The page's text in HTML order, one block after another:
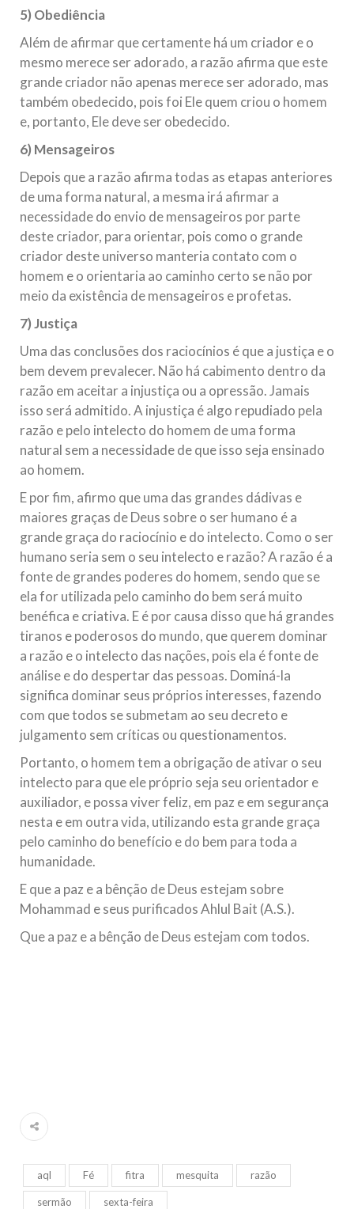
5) Obediência
Além de afirmar que certamente há um criador e o
mesmo merece ser adorado, a razão afirma que este
grande criador não apenas merece ser adorado, mas
também obedecido, pois foi Ele quem criou o homem
e, portanto, Ele deve ser obedecido.
6) Mensageiros
Depois que a razão afirma todas as etapas anteriores
de uma forma natural, a mesma irá afirmar a
necessidade do envio de mensageiros por parte
deste criador, para orientar, pois como o grande
criador deste universo manteria contato com o
homem e o orientaria ao caminho certo se não por
meio da existência de mensageiros e profetas.
7) Justiça
Uma das conclusões dos raciocínios é que a justiça e o
bem devem prevalecer. Não há cabimento dentro da
razão em aceitar a injustiça ou a opressão. Jamais
isso será admitido. A injustiça é algo repudiado pela
razão e pelo intelecto do homem de uma forma
natural sem a necessidade de que isso seja ensinado
ao homem.
E por fim, afirmo que uma das grandes dádivas e
maiores graças de Deus sobre o ser humano é a
grande graça do raciocínio e do intelecto. Como o ser
humano seria sem o seu intelecto e razão? A razão é a
fonte de grandes poderes do homem, sendo que se
ela for utilizada pelo caminho do bem será muito
benéfica e criativa. E é por causa disso que há grandes
tiranos e poderosos do mundo, que querem dominar
a razão e o intelecto das nações, pois ela é fonte de
análise e do despertar das pessoas. Dominá-la
significa dominar seus próprios interesses, fazendo
com que todos se submetam ao seu decreto e
julgamento sem críticas ou questionamentos.
Portanto, o homem tem a obrigação de ativar o seu
intelecto para que ele próprio seja seu orientador e
auxiliador, e possa viver feliz, em paz e em segurança
nesta e em outra vida, utilizando esta grande graça
pelo caminho do benefício e do bem para toda a
humanidade.
E que a paz e a bênção de Deus estejam sobre
Mohammad e seus purificados Ahlul Bait (A.S.).
Que a paz e a bênção de Deus estejam com todos.
aql Fé fitra mesquita razão
sermão sexta-feira